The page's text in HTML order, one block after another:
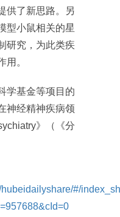
供了新思路。另
型小鼠相关的星
研究，为此类疾
用。
基金等项目的
神经精神疾病领
》（《分
#/